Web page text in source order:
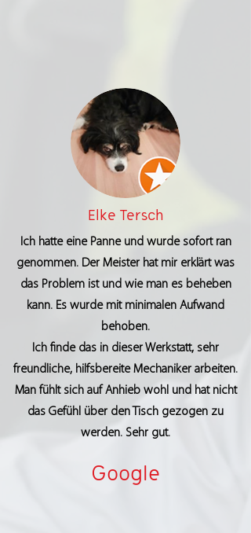
Elke Tersch
Ich hatte eine Panne und wurde sofort ran
genommen. Der Meister hat mir erklärt was
das Problem ist und wie man es beheben
kann. Es wurde mit minimalen Aufwand
behoben.
Ich finde das in dieser Werkstatt, sehr
freundliche, hilfsbereite Mechaniker arbeiten.
Man fühlt sich auf Anhieb wohl und hat nicht
das Gefühl über den Tisch gezogen zu
werden. Sehr gut.
Google